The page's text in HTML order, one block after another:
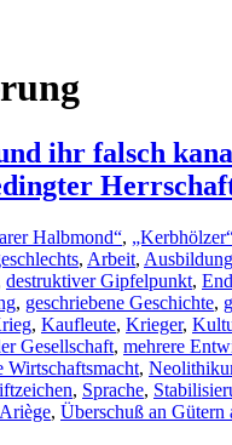
ihr falsch
Halbmond“,
, Arbeit,
destruktiver Gipfelpunkt,
, geschriebene Geschichte,
, Kaufleute, Krieger,
Gesellschaft, mehrere
Wirtschaftsmacht,
, Sprache,
, Überschuß an